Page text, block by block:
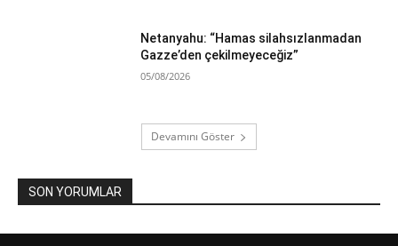
Netanyahu: “Hamas silahsızlanmadan
Gazze’den çekilmeyeceğiz”
05/08/2026
Devamını Göster
SON YORUMLAR